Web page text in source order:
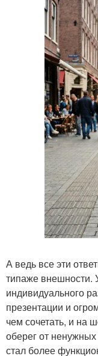
А ведь все эти
типаже внешности.
индивидуального
презентации и
чем сочетать, и на
оберег от
стал более